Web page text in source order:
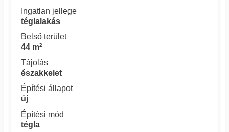
Ingatlan jellege
téglalakás
Belső terület
44 m²
Tájolás
északkelet
Építési állapot
új
Építési mód
tégla